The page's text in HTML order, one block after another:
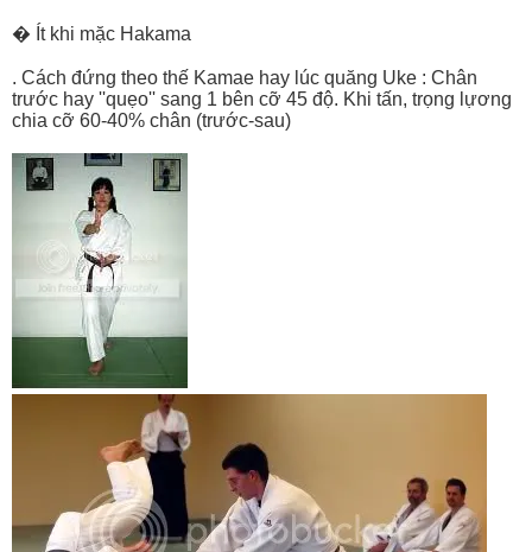
� Ít khi mặc Hakama
. Cách đứng theo thế Kamae hay lúc quăng Uke : Chân
trước hay ''quẹo'' sang 1 bên cỡ 45 độ. Khi tấn, trọng lựơng
chia cỡ 60-40% chân (trước-sau)